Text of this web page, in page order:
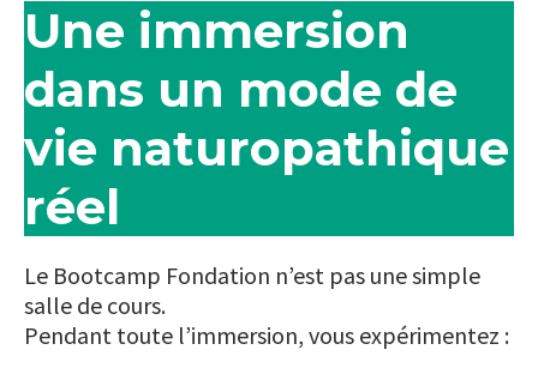
Une immersion
dans un mode de
vie naturopathique
réel
Le Bootcamp Fondation n’est pas une simple
salle de cours.
Pendant toute l’immersion, vous expérimentez :